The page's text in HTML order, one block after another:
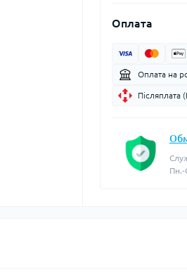
Оплата
Оплата на
Післяплата
Пн.-